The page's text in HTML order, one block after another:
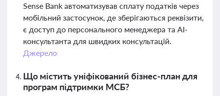
Sense Bank автоматизував сплату податків через
мобільний застосунок, де зберігаються реквізити,
є доступ до персонального менеджера та АІ-
консультанта для швидких консультацій.
Джерело
Що містить уніфікований бізнес-план для
програм підтримки МСБ?